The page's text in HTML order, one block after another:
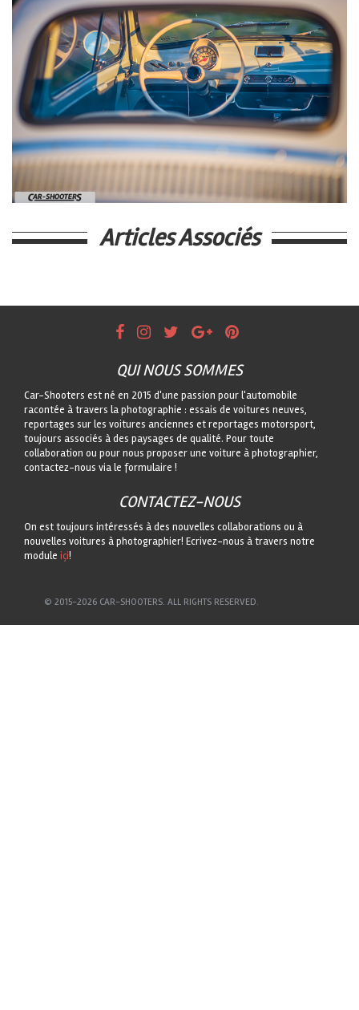
Articles Associés
QUI NOUS SOMMES
Car-Shooters est né en 2015 d'une passion pour l'automobile
racontée à travers la photographie : essais de voitures neuves,
reportages sur les voitures anciennes et reportages motorsport,
toujours associés à des paysages de qualité. Pour toute
collaboration ou pour nous proposer une voiture à photographier,
contactez-nous via le formulaire !
CONTACTEZ-NOUS
On est toujours intéressés à des nouvelles collaborations ou à
nouvelles voitures à photographier! Ecrivez-nous à travers notre
module içi!
© 2015-2026 CAR-SHOOTERS. ALL RIGHTS RESERVED.